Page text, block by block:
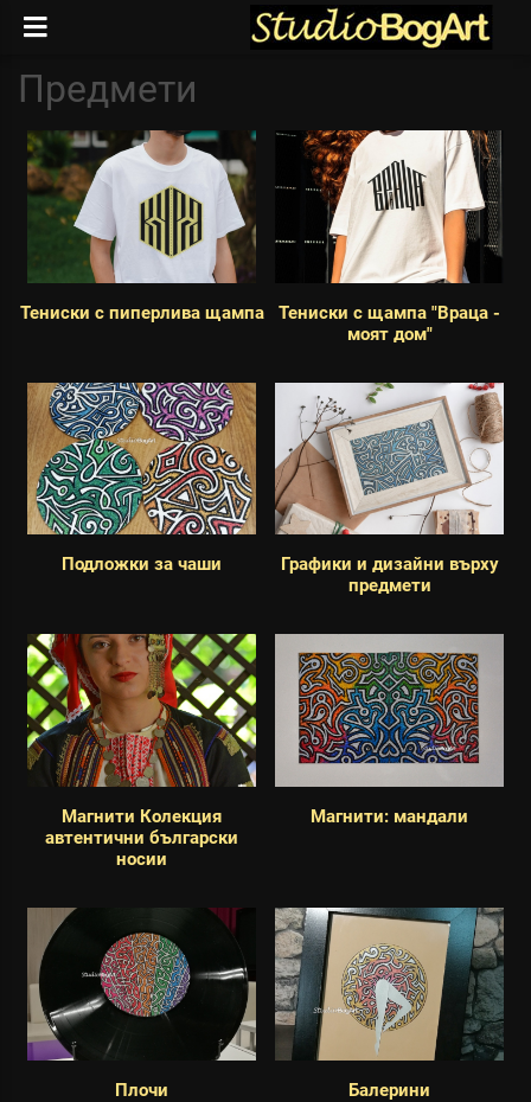
Предмети
Тениски с пиперлива щампа
Тениски с щампа "Враца -
моят дом"
Подложки за чаши
Графики и дизайни върху
предмети
Магнити Колекция
автентични български
носии
Магнити: мандали
Плочи Балерини